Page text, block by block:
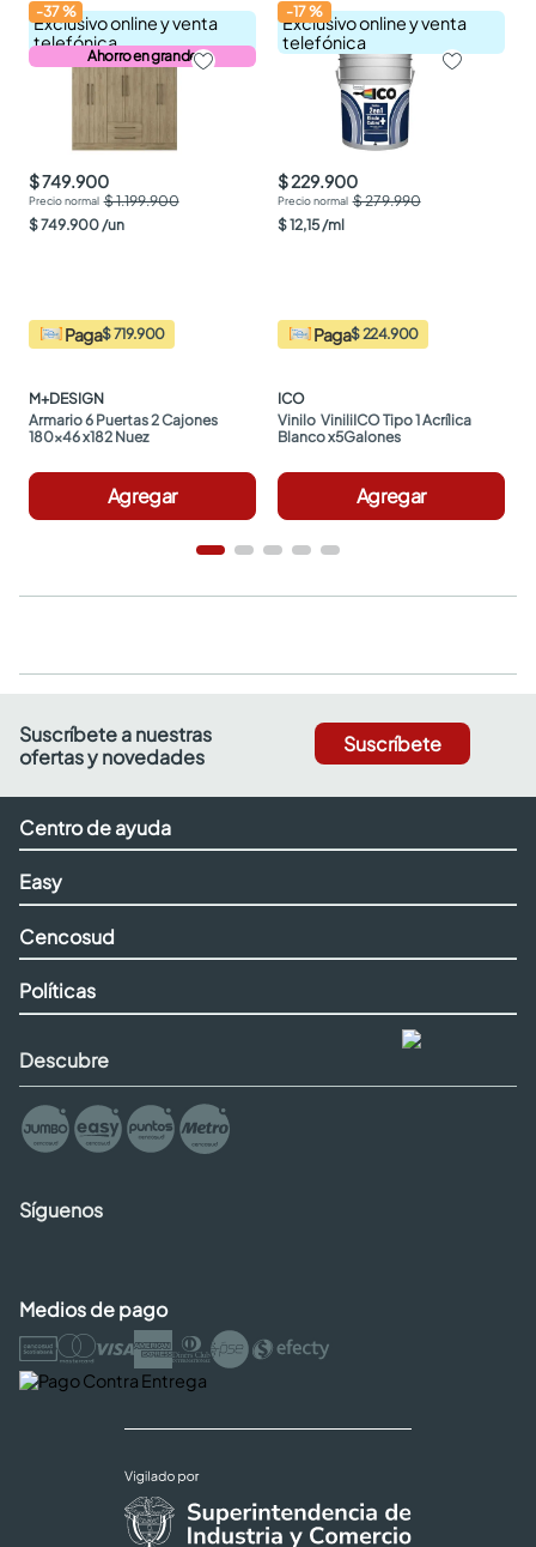
Exclusivo online y venta
telefónica
Ahorro en grande
-37%
$ 749.900
$ 1.199.900
$749.900 /un
Paga$ 719.900
M+DESIGN
Armario 6 Puertas 2 Cajones
180x46 x182 Nuez
Agregar
Exclusivo online y venta
telefónica
-17%
$ 229.900
$ 279.990
$12,15 /ml
Paga$ 224.900
ICO
Vinilo  ViniliICO Tipo 1 Acrílica
Blanco x5Galones
Agregar
Suscríbete a nuestras
ofertas y novedades
Suscríbete
Centro de ayuda
Easy
Cencosud
Políticas
Descubre
Síguenos
Medios de pago